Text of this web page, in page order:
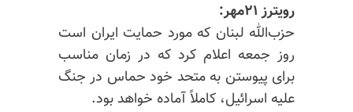
رویترز ۲۱مهر:
حزب‌الله لبنان که مورد حمایت ایران است
روز جمعه اعلام کرد که در زمان مناسب
برای پیوستن به متحد خود حماس در جنگ
علیه اسرائیل، کاملاً آماده خواهد بود.